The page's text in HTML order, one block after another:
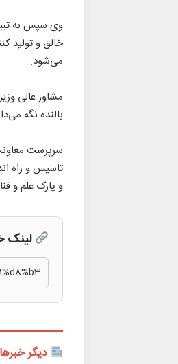
وی سپس به
خالق و تولید
می‌شود.
مشاور عالی
بالنده نگه
سرپرست
تاسیس و راه
و پارک علم و
لینک
دیگر خبرها